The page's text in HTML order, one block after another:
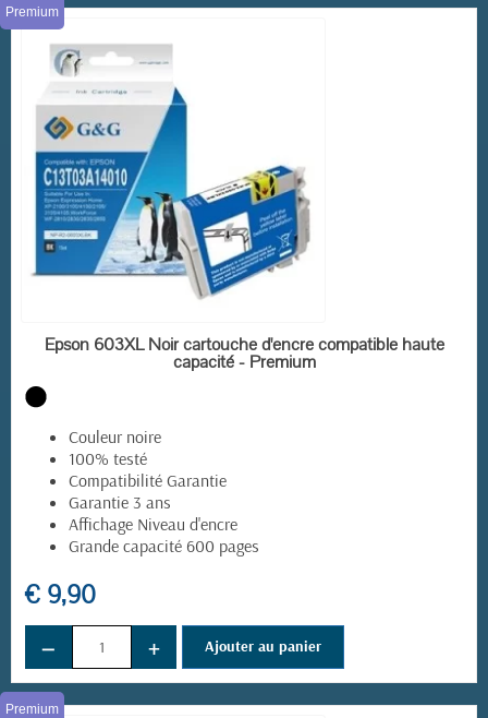
EN STOCK
Premium
Epson 603XL Noir cartouche d'encre compatible haute
capacité - Premium
Couleur noire
100% testé
Compatibilité Garantie
Garantie 3 ans
Affichage Niveau d'encre
Grande capacité 600 pages
€ 9,90
− + Ajouter au panier
Premium